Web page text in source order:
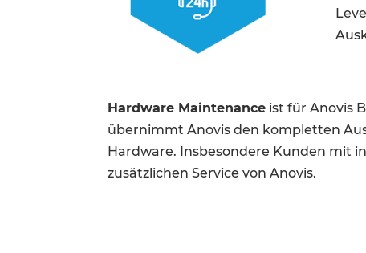
Hardware Maintenance ist für Anovis
übernimmt Anovis den kompletten
Hardware. Insbesondere Kunden mit
zusätzlichen Service von Anovis.